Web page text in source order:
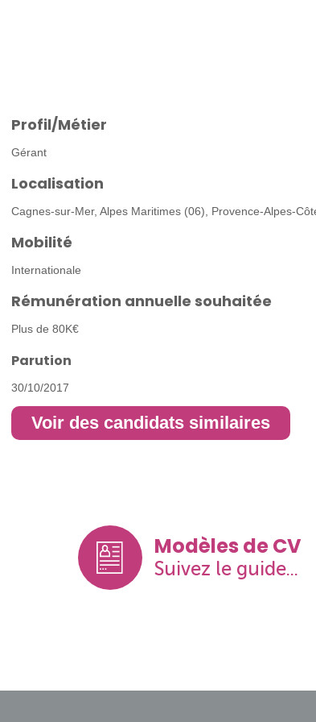
Profil/Métier
Gérant
Localisation
Cagnes-sur-Mer, Alpes Maritimes (06), Provence-Alpes-
Mobilité
Internationale
Rémunération annuelle souhaitée
Plus de 80K€
Parution
30/10/2017
Voir des candidats similaires
Modèles de CV
Suivez le guide...